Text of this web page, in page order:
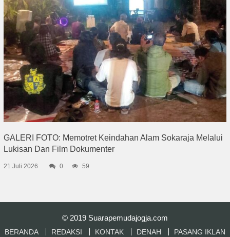
GALERI FOTO: Memotret Keindahan Alam Sokaraja Melalui
Lukisan Dan Film Dokumenter
21 Juli 2026 0 59
© 2019 Suarapemudajogja.com
BERANDA REDAKSI KONTAK DENAH PASANG IKLAN